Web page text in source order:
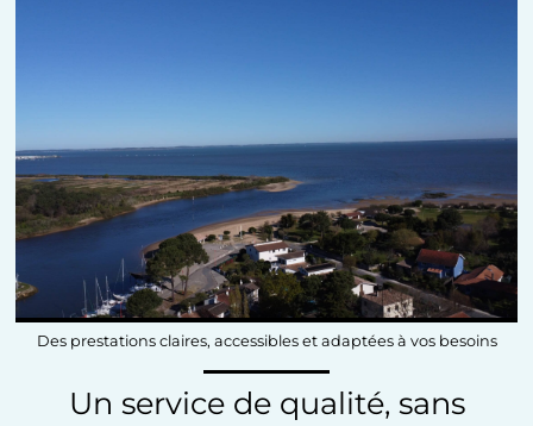
Des prestations claires, accessibles et adaptées à vos besoins
Un service de qualité, sans